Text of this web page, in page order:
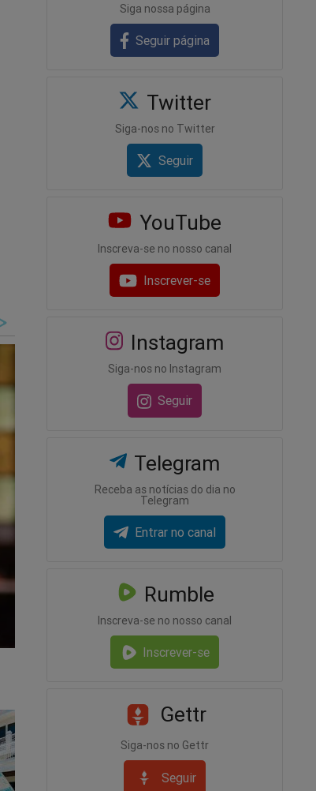
Siga nossa página
Seguir página
Twitter
Siga-nos no Twitter
Seguir
YouTube
Inscreva-se no nosso canal
Inscrever-se
Instagram
Siga-nos no Instagram
Seguir
Telegram
Receba as notícias do dia no
Telegram
Entrar no canal
Rumble
Inscreva-se no nosso canal
Inscrever-se
Gettr
Siga-nos no Gettr
Seguir